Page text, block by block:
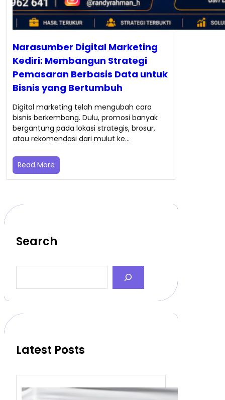
Narasumber Digital Marketing
Kediri: Membangun Strategi
Pemasaran Berbasis Data untuk
Bisnis yang Bertumbuh
Digital marketing telah mengubah cara
bisnis berkembang. Dulu, promosi banyak
bergantung pada lokasi strategis, brosur,
atau rekomendasi dari mulut ke…
Read More
Search
a
c
Latest Posts